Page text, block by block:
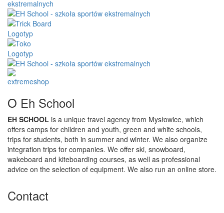
O Eh School
EH SCHOOL is a unique travel agency from Mysłowice, which
offers camps for children and youth, green and white schools,
trips for students, both in summer and winter. We also organize
integration trips for companies. We offer ski, snowboard,
wakeboard and kiteboarding courses, as well as professional
advice on the selection of equipment. We also run an online store.
Contact